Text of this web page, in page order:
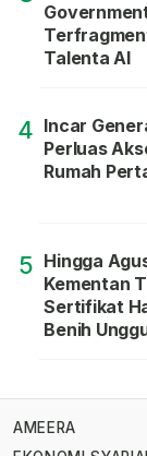
Talenta AI
4 Incar
Perluas
Rumah
5 Hingga
Kementan
Sertifikat
Benih
AMEERA